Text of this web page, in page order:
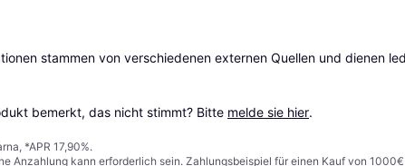
stammen von verschiedenen externen Quellen und dienen
bemerkt, das nicht stimmt? Bitte melde sie hier.
*APR 17,90%.
Anzahlung kann erforderlich sein. Zahlungsbeispiel für einen Kauf von